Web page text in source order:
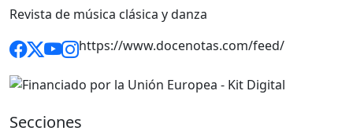
Revista de música clásica y danza
https://www.docenotas.com/feed/
Secciones